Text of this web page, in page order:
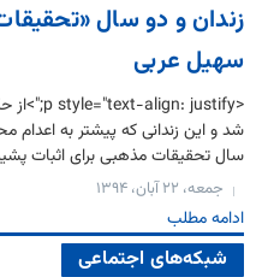
زندان و دو سال
سهیل عربی
سال تحقیقات مذهبی برای اثبات
جمعه، ۲۲ آبان، ۱۳۹۴
ادامه مطلب
شبکه‌های اجتماعی